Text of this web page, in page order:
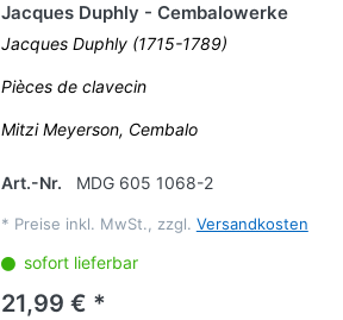
Jacques Duphly - Cembalowerke
Jacques Duphly (1715-1789)
Pièces de clavecin
Mitzi Meyerson, Cembalo
Art.-Nr. MDG 605 1068-2
* Preise inkl. MwSt., zzgl. Versandkosten
sofort lieferbar
21,99 € *